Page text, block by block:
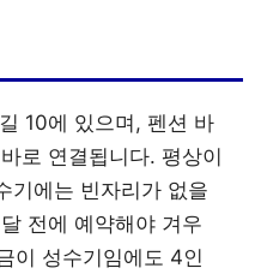
10에 있으며, 펜션 바
로 연결됩니다. 평상이
기에는 빈자리가 없을
전에 예약해야 겨우
이 성수기임에도 4인